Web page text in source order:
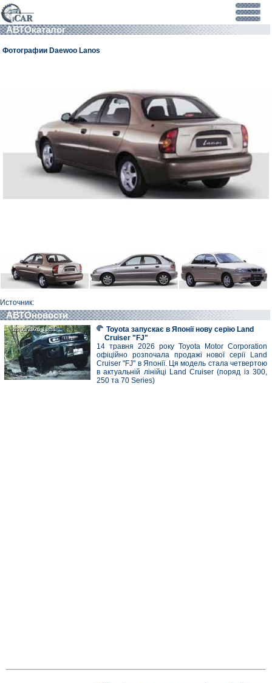
АВТОкаталог
Фотографии Daewoo Lanos
Источник:
АВТОновости
28/05/2026 13:31
28/05/2026 13:31
Toyota запускає в Японії нову серію Land
Cruiser "FJ"
14 травня 2026 року Toyota Motor Corporation
офіційно розпочала продажі нової серії Land
Cruiser "FJ" в Японії. Ця модель стала четвертою
в актуальній лінійці Land Cruiser (поряд із 300,
250 та 70 Series)